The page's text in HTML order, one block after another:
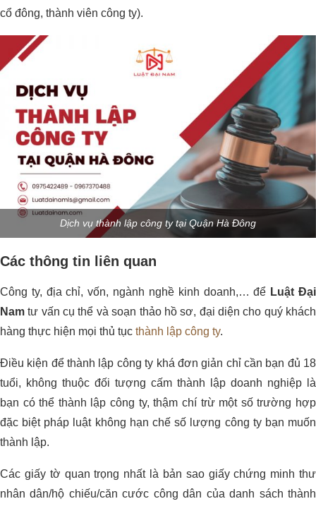
cổ đông, thành viên công ty).
Dịch vụ thành lập công ty tại Quận Hà Đông
Các thông tin liên quan
Công ty, địa chỉ, vốn, ngành nghề kinh doanh,… để Luật Đại
Nam tư vấn cụ thể và soạn thảo hồ sơ, đại diện cho quý khách
hàng thực hiện mọi thủ tục thành lập công ty.
Điều kiện để thành lập công ty khá đơn giản chỉ cần bạn đủ 18
tuổi, không thuộc đối tượng cấm thành lập doanh nghiệp là
bạn có thể thành lập công ty, thậm chí trừ một số trường hợp
đặc biệt pháp luật không hạn chế số lượng công ty bạn muốn
thành lập.
Các giấy tờ quan trọng nhất là bản sao giấy chứng minh thư
nhân dân/hộ chiếu/căn cước công dân của danh sách thành